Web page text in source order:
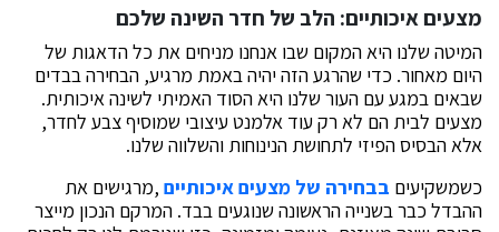
מצעים איכותיים: הלב של חדר השינה שלכם
המיטה שלנו היא המקום שבו אנחנו מניחים את כל הדאגות של
היום מאחור. כדי שהרגע הזה יהיה באמת מרגיע, הבחירה בבדים
שבאים במגע עם העור שלנו היא הסוד האמיתי לשינה איכותית.
מצעים לבית הם לא רק עוד אלמנט עיצובי שמוסיף צבע לחדר,
אלא הבסיס הפיזי לתחושת הנינוחות והשלווה שלנו.
כשמשקיעים בבחירה של מצעים איכותיים ,מרגישים את
ההבדל כבר בשנייה הראשונה שנוגעים בבד. המרקם הנכון מייצר